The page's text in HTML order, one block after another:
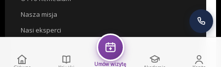
Nasza misja
Nasi eksperci
Współpraca
Umów wizytę